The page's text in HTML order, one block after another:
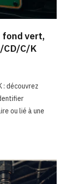
fond vert,
CD/C/K
: découvrez
ou lié à une